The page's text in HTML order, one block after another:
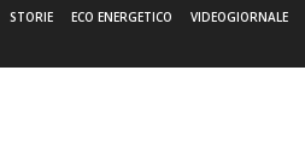
STORIE ECO ENERGETICO VIDEOGIORNALE